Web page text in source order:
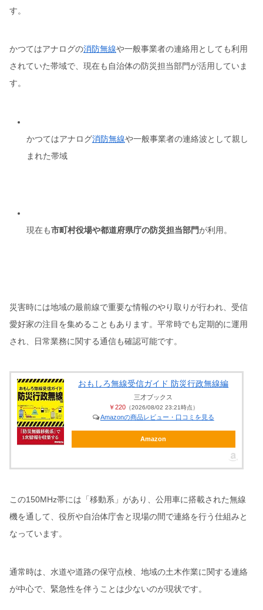
す。
かつてはアナログの消防無線や一般事業者の連絡用としても利用
されていた帯域で、現在も自治体の防災担当部門が活用していま
す。
かつてはアナログ消防無線や一般事業者の連絡波として親し
まれた帯域
現在も市町村役場や都道府県庁の防災担当部門が利用。
災害時には地域の最前線で重要な情報のやり取りが行われ、受信
愛好家の注目を集めることもあります。平常時でも定期的に運用
され、日常業務に関する通信も確認可能です。
おもしろ無線受信ガイド 防災行政無線編
三才ブックス
￥220（2026/08/02 23:21時点）
Amazonの商品レビュー・口コミを見る
Amazon
この150MHz帯には「移動系」があり、公用車に搭載された無線
機を通して、役所や自治体庁舎と現場の間で連絡を行う仕組みと
なっています。
通常時は、水道や道路の保守点検、地域の土木作業に関する連絡
が中心で、緊急性を伴うことは少ないのが現状です。